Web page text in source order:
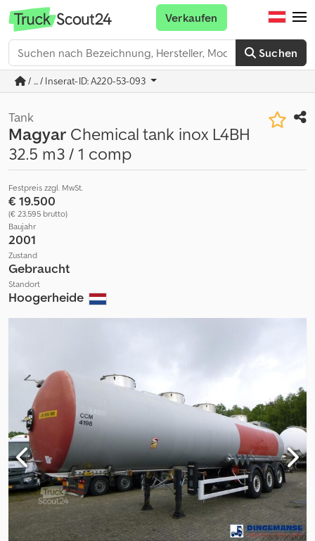
Suchen
Verkaufen
/ ... / Inserat-ID: A220-53-093
Tank
Magyar Chemical tank inox L4BH
32.5 m3 / 1 comp
Festpreis zzgl. MwSt.
€ 19.500
(€ 23.595 brutto)
Baujahr
2001
Zustand
Gebraucht
Standort
Hoogerheide